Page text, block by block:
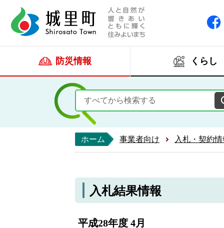
防災情報 くらし
ホーム 事業者向け 入札・契約
入札結果情報
平成28年度 4月